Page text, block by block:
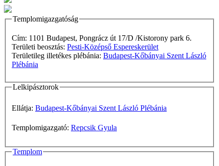
Templomigazgatóság
Cím: 1101 Budapest, Pongrácz út 17/D /Kistorony park 6.
Területi beosztás: Pesti-Középső Espereskerület
Területileg illetékes plébánia: Budapest-Kőbányai Szent László
Plébánia
Lelkipásztorok
Ellátja: Budapest-Kőbányai Szent László Plébánia
Templomigazgató: Repcsik Gyula
Templom